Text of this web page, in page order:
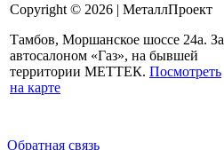
Copyright © 2026 | МеталлПроект
Тамбов, Моршанское шоссе 24а. За
автосалоном «Газ», на бывшей
территории МЕТТЕК. Посмотреть
на карте
Обратная связь